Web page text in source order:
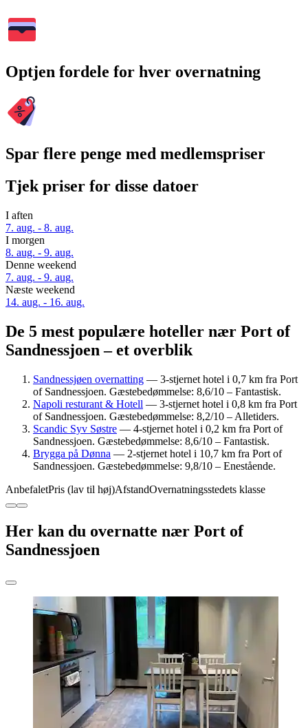
Optjen fordele for hver overnatning
Spar flere penge med medlemspriser
Tjek priser for disse datoer
I aften
7. aug. - 8. aug.
I morgen
8. aug. - 9. aug.
Denne weekend
7. aug. - 9. aug.
Næste weekend
14. aug. - 16. aug.
De 5 mest populære hoteller nær Port of
Sandnessjoen – et overblik
Sandnessjøen overnatting — 3-stjernet hotel i 0,7 km fra Port
of Sandnessjoen. Gæstebedømmelse: 8,6/10 – Fantastisk.
Napoli resturant & Hotell — 3-stjernet hotel i 0,8 km fra Port
of Sandnessjoen. Gæstebedømmelse: 8,2/10 – Alletiders.
Scandic Syv Søstre — 4-stjernet hotel i 0,2 km fra Port of
Sandnessjoen. Gæstebedømmelse: 8,6/10 – Fantastisk.
Brygga på Dønna — 2-stjernet hotel i 10,7 km fra Port of
Sandnessjoen. Gæstebedømmelse: 9,8/10 – Enestående.
AnbefaletPris (lav til høj)AfstandOvernatningsstedets klasse
Her kan du overnatte nær Port of
Sandnessjoen